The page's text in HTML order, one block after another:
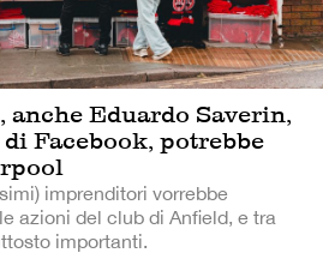
anche Eduardo Saverin,
Facebook, potrebbe
imprenditori vorrebbe
azioni del club di Anfield, e tra
importanti.